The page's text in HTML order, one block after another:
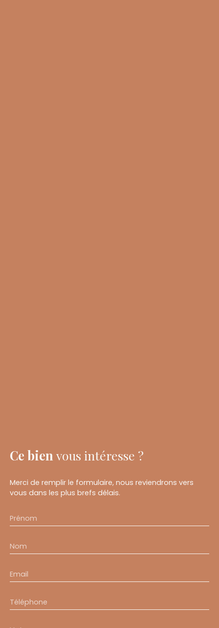
Ce bien vous intéresse ?
Merci de remplir le formulaire, nous reviendrons vers
vous dans les plus brefs délais.
Prénom
Nom
Email
Téléphone